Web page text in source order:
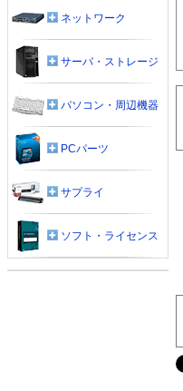
ネットワーク
サーバ・ストレージ
パソコン・周辺機器
PCパーツ
サプライ
ソフト・ライセンス